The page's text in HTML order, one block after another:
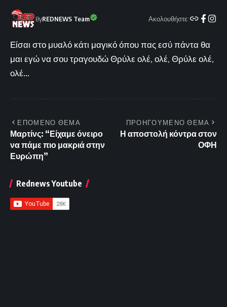
ByREDNEWS Team Ακολουθήστε:
Είσαι στο μυαλό κάτι μαγικό όπου πας εσύ πάντα θα
μαι εγώ να σου τραγουδώ Θρύλε ολέ, ολέ, Θρύλε ολέ,
ολέ...
ΕΠΟΜΕΝΟ ΘΕΜΑ
Μαρτίνς: “Είχαμε όνειρο
να πάμε πιο μακριά στην
Ευρώπη”
ΠΡΟΗΓΟΥΜΕΝΟ ΘΕΜΑ
Η αποστολή κόντρα στον
ΟΦΗ
Rednews Youtube